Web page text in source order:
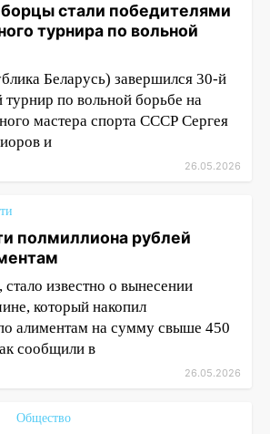
стали победителями
турнира по вольной
Беларусь) завершился 30-й
по вольной борьбе на
мастера спорта СССР Сергея
и
26.05.2026
полмиллиона рублей
известно о вынесении
который накопил
алиментам на сумму свыше 450
сообщили в
26.05.2026
Общество